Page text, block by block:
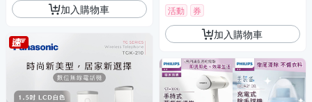
加入購物車 活動 券
加入購物車